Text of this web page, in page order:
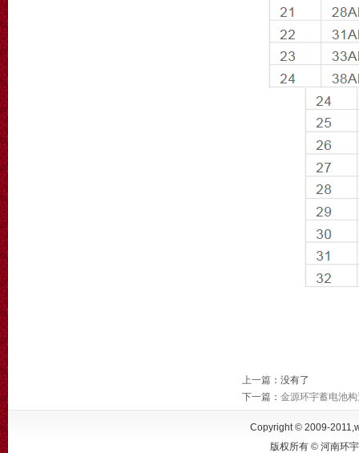
上一篇 ：没有了
下一篇 ： 金源环宇蓄电池
Copyright © 2009-
版权所有 © 河南环